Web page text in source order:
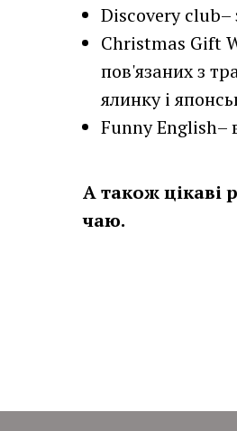
Discovery club–
Christmas Gift
пов'язаних з
ялинку і
Funny English–
А також цікаві
чаю.